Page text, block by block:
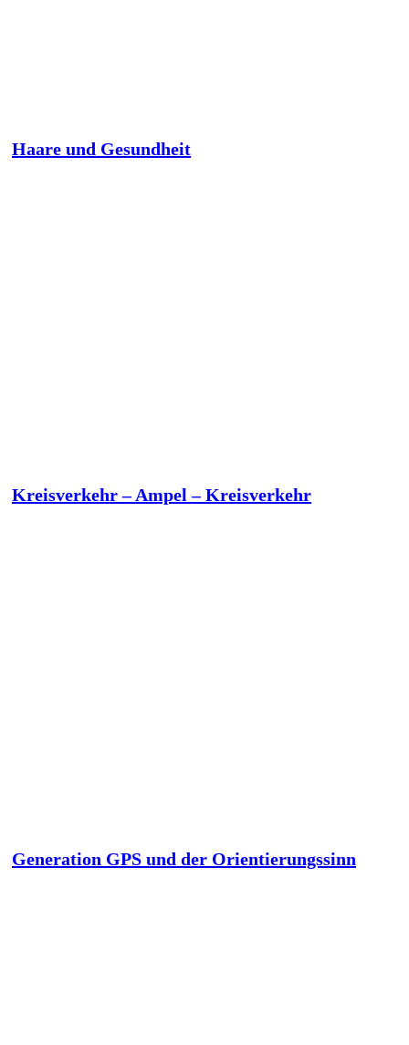
Haare und Gesundheit
Kreisverkehr – Ampel – Kreisverkehr
Generation GPS und der Orientierungssinn